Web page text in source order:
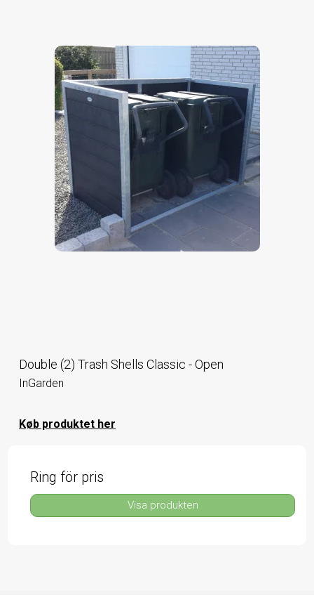
Double (2) Trash Shells Classic - Open
InGarden
Køb produktet her
Ring för pris
Visa produkten